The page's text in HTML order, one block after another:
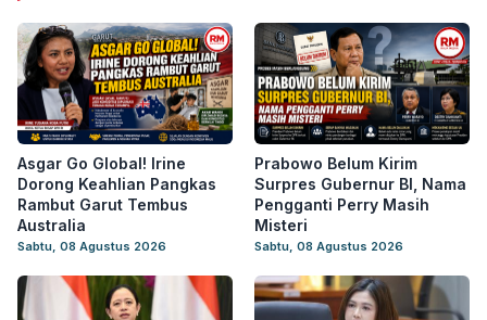
Asgar Go Global! Irine
Dorong Keahlian Pangkas
Rambut Garut Tembus
Australia
Sabtu, 08 Agustus 2026
Prabowo Belum Kirim
Surpres Gubernur BI, Nama
Pengganti Perry Masih
Misteri
Sabtu, 08 Agustus 2026